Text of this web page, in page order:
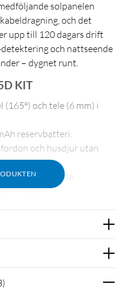
solpanelen
och det
upp till 120 dagars drift
och nattseende
– dygnet runt.
KIT
och tele (6 mm) i
reservbatteri.
och husdjur utan
mellan linserna.
IR-läge.
165° och ger översikt
täckning och 10,8×
)